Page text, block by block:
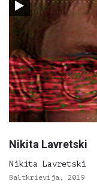
Nikita Lavretski
Nikita Lavretski
Baltkrievija, 2019